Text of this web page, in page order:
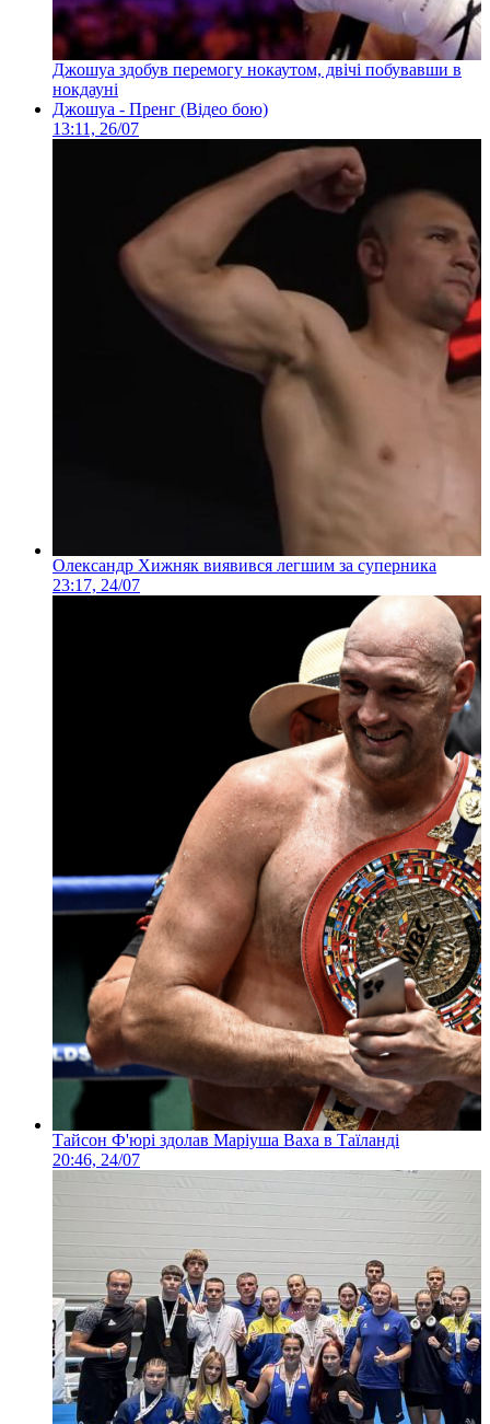
Джошуа здобув перемогу нокаутом, двічі побувавши в
нокдауні
Джошуа - Пренг (Відео бою)
13:11, 26/07
Олександр Хижняк виявився легшим за суперника
23:17, 24/07
Тайсон Ф'юрі здолав Маріуша Ваха в Таїланді
20:46, 24/07